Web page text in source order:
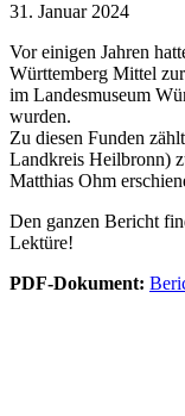
31. Januar 2024
Vor einigen Jahren
Württemberg Mittel
im Landesmuseum
wurden.
Zu diesen Funden
Landkreis Heilbronn)
Matthias Ohm
Den ganzen Bericht
Lektüre!
PDF-Dokument: